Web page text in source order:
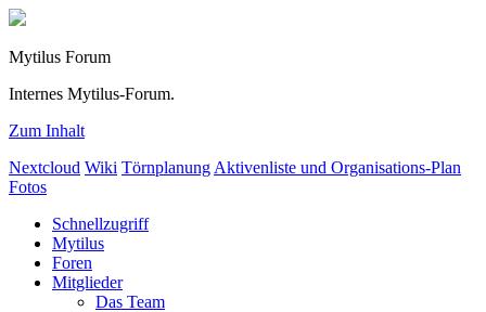
Mytilus Forum
Internes Mytilus-Forum.
Zum Inhalt
Nextcloud Wiki Törnplanung Aktivenliste und Organisations-Plan
Fotos
Schnellzugriff
Mytilus
Foren
Mitglieder
Das Team